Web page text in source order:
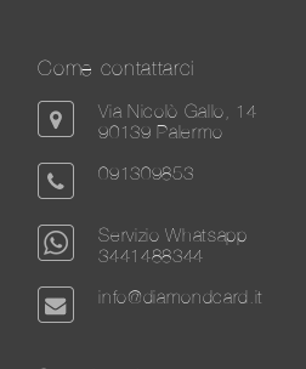
Come contattarci
Via Nicolò Gallo, 14
90139 Palermo
091309853
Servizio Whatsapp
3441488344
info@diamondcard.it